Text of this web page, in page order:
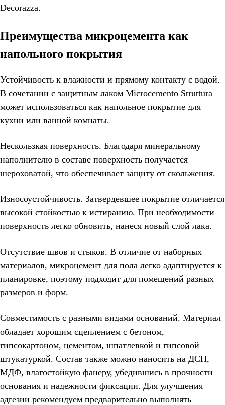
Decorazza.
Преимущества микроцемента как
напольного покрытия
Устойчивость к влажности и прямому контакту с водой.
В сочетании с защитным лаком Microcemento Struttura
может использоваться как напольное покрытие для
кухни или ванной комнаты.
Нескользкая поверхность. Благодаря минеральному
наполнителю в составе поверхность получается
шероховатой, что обеспечивает защиту от скольжения.
Износоустойчивость. Затвердевшее покрытие отличается
высокой стойкостью к истиранию. При необходимости
поверхность легко обновить, нанеся новый слой лака.
Отсутствие швов и стыков. В отличие от наборных
материалов, микроцемент для пола легко адаптируется к
планировке, поэтому подходит для помещений разных
размеров и форм.
Совместимость с разными видами оснований. Материал
обладает хорошим сцеплением с бетоном,
гипсокартоном, цементом, шпатлевкой и гипсовой
штукатуркой. Состав также можно наносить на ДСП,
МДФ, влагостойкую фанеру, убедившись в прочности
основания и надежности фиксации. Для улучшения
адгезии рекомендуем предварительно выполнять